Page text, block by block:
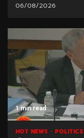
06/08/2026
1 min read
HOT NEWS POLITICS